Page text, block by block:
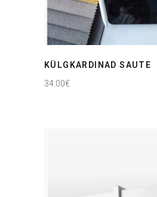
KÜLGKARDINAD SAUTE
34.00€